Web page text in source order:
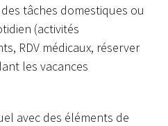
tâches domestiques ou
(activités
RDV médicaux, réserver
les vacances
avec des éléments de